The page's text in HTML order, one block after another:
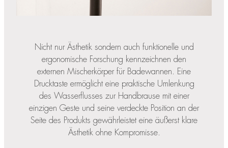
Nicht nur Ästhetik sondern auch funktionelle und
ergonomische Forschung kennzeichnen den
externen Mischerkörper für Badewannen. Eine
Drucktaste ermöglicht eine praktische Umlenkung
des Wasserflusses zur Handbrause mit einer
einzigen Geste und seine verdeckte Position an der
Seite des Produkts gewährleistet eine äußerst klare
Ästhetik ohne Kompromisse.